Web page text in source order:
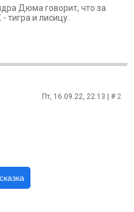
Дюма говорит, что за
тигра и лисицу.
Пт, 16.09.22, 22:13 | # 2